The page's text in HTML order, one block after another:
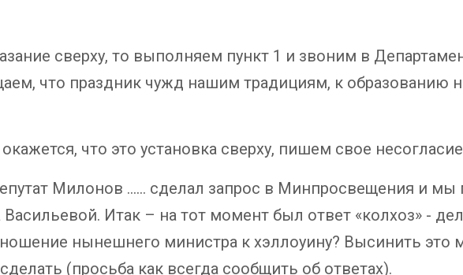
сверху, то выполняем пункт 1 и звоним в
что праздник чужд нашим традициям, к образованию
что это установка сверху, пишем свое
Милонов …… сделал запрос в Минпросвещения и мы
Итак – на тот момент был ответ «колхоз» -
нынешнего министра к хэллоуину? Высинить это
(просьба как всегда сообщить об ответах).